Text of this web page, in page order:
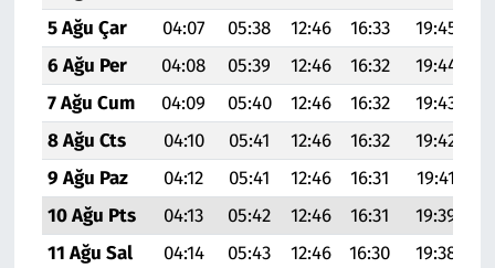
5 Ağu Çar
04:07 05:38 12:46 16:33 19:45
6 Ağu Per
04:08 05:39 12:46 16:32 19:44
7 Ağu Cum
04:09 05:40 12:46 16:32 19:43
8 Ağu Cts
04:10 05:41 12:46 16:32 19:42
9 Ağu Paz
04:12 05:41 12:46 16:31 19:41
10 Ağu Pts
04:13 05:42 12:46 16:31 19:39
11 Ağu Sal
04:14 05:43 12:46 16:30 19:38